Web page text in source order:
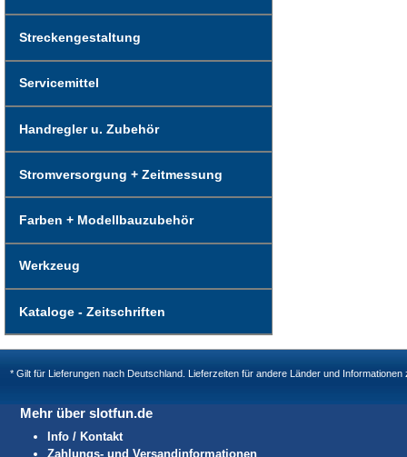
Streckengestaltung
Servicemittel
Handregler u. Zubehör
Stromversorgung + Zeitmessung
Farben + Modellbauzubehör
Werkzeug
Kataloge - Zeitschriften
* Gilt für Lieferungen nach Deutschland. Lieferzeiten für andere Länder und
Mehr über slotfun.de
Info / Kontakt
Zahlungs- und Versandinformationen